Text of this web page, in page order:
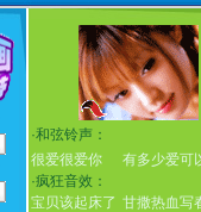
·和弦铃声：
很爱很爱你
有多少爱可
·疯狂音效：
宝贝该起床了 甘撒热血写